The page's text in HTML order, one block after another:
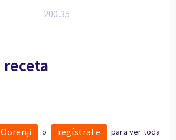
200.35
receta
o regístrate
para ver toda